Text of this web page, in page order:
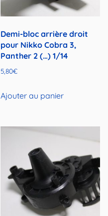
Demi-bloc arrière droit
pour Nikko Cobra 3,
Panther 2 (…) 1/14
5,80€
Ajouter au panier